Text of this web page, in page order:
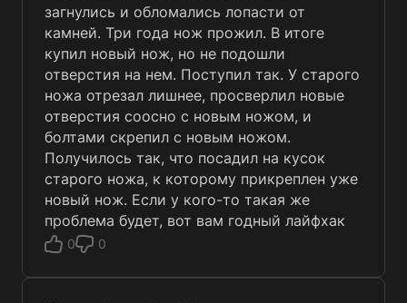
загнулись и обломались лопасти от
камней. Три года нож прожил. В итоге
купил новый нож, но не подошли
отверстия на нем. Поступил так. У старого
ножа отрезал лишнее, просверлил новые
отверстия соосно с новым ножом, и
болтами скрепил с новым ножом.
Получилось так, что посадил на кусок
старого ножа, к которому прикреплен уже
новый нож. Если у кого-то такая же
проблема будет, вот вам годный лайфхак
0 0